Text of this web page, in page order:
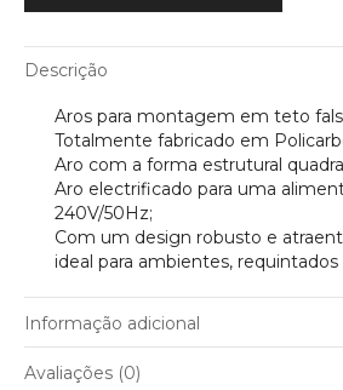
Descrição
Aros para montagem em teto
Totalmente fabricado em
Aro com a forma estrutural
Aro electrificado para uma
240V/50Hz;
Com um design robusto e
ideal para ambientes,
Informação adicional
Peso
Avaliações (0)